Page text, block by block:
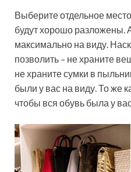
Выберите отдельное
будут хорошо разложены.
максимально на виду.
позволить – не храните
не храните сумки в
были у вас на виду. То же
чтобы вся обувь была у